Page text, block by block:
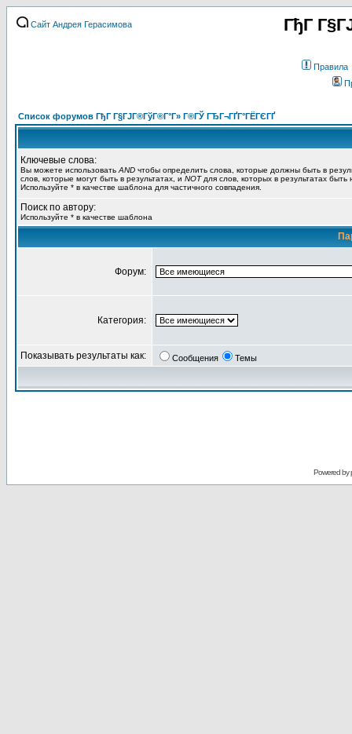
Сайт Андрея Герасимова ГђГ
Правила
Список форумов ГђГ Г§ГЈГ®ГўГ®Г°Г» Г®ГЎ ГЂГ¬ГҐГ°ГЁГЄГҐ
Ключевые слова:
Вы можете использовать AND чтобы определить слова, которые должны быть в
слов, которые могут быть в результатах, и NOTдля слов, которых в результатах
Используйте * в качестве шаблона для частичного совпадения.
Поиск по автору:
Используйте * в качестве шаблона
Форум:
Категория:
Показывать результаты как: Сообщения Темы
Powered by